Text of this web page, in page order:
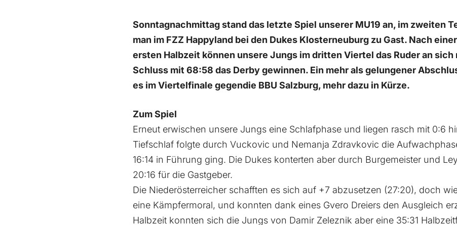
Sonntagnachmittag stand das letzte Spiel unserer MU19 an, im zweiten
man im FZZ Happyland bei den Dukes Klosterneuburg zu Gast. Nach
ersten Halbzeit können unsere Jungs im dritten Viertel das Ruder an sich
Schluss mit 68:58 das Derby gewinnen. Ein mehr als gelungener
es im Viertelfinale gegendie BBU Salzburg, mehr dazu in Kürze.
Zum Spiel
Erneut erwischen unsere Jungs eine Schlafphase und liegen rasch mit 0:6
Tiefschlaf folgte durch Vuckovic und Nemanja Zdravkovic die
16:14 in Führung ging. Die Dukes konterten aber durch Burgemeister und
20:16 für die Gastgeber.
Die Niederösterreicher schafften es sich auf +7 abzusetzen (27:20), doch
eine Kämpfermoral, und konnten dank eines Gvero Dreiers den Ausgleich
Halbzeit konnten sich die Jungs von Damir Zeleznik aber eine 35:31